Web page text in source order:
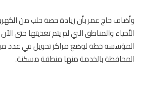
حاج عمر بأن زيادة حصة حلب من
والمناطق التي لم يتم تغذيتها حتى الآن
خطة لوضع مراكز تحويل في عدد من
بالخدمة منها منطقة مسكنة.